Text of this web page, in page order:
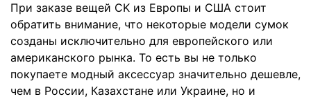
При заказе вещей CK из Европы и США стоит
обратить внимание, что некоторые модели сумок
созданы исключительно для европейского или
американского рынка. То есть вы не только
покупаете модный аксессуар значительно дешевле,
чем в России, Казахстане или Украине, но и